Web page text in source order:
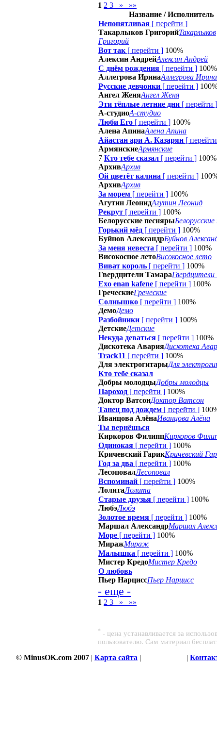
1 2 3 »
»»
Название / Исполнитель
Непонятливая [ перейти ]
Такарлыков ГригорийТакарлыков
Григорий
Вот так [ перейти ] 100%
Алексин АндрейАлексин Андрей
С днём рождения [ перейти ] 100%
Аллегрова ИринаАллегрова Ирина
Русские девчонки [ перейти ]
Ангел ЖеняАнгел Женя
Эти тёплые летние дни [ перейти ]
А-студиоА-студио
Люби Его [ перейти ] 100%
Алена АпинаАлена Апина
Айастан ари А. Казарян [ перейти
АрмянскиеАрмянские
7 Кто тебе сказал [ перейти ] 100%
АрхивАрхив
Ой цветёт калина [ перейти ]
АрхивАрхив
За морем [ перейти ] 100%
Агутин ЛеонидАгутин Леонид
Рекрут [ перейти ] 100%
Белорусские песняры
Горький мёд [ перейти ] 100%
Буйнов АлександрБуйнов
За меня невеста [ перейти ] 100%
Високосное летоВисокосное лето
Виват король [ перейти ] 100%
Гвердцители Тамара
Exo enan kafene [ перейти ] 100%
ГреческиеГреческие
Солнышко [ перейти ] 100%
ДемоДемо
Разбойники [ перейти ] 100%
ДетскиеДетские
Некуда деваться [ перейти ] 100%
Дискотека АварияДискотека
Track11 [ перейти ] 100%
Для электрогитарыДля
Кто тебе сказал
Добры молодцыДобры молодцы
Пароход [ перейти ] 100%
Доктор ВатсонДоктор Ватсон
Танец под дождем [ перейти ]
Иванцова АлёнаИванцова Алёна
Ты вернёшься
Киркоров ФилиппКиркоров
Одинокая [ перейти ] 100%
Кричевский ГарикКричевский
Год за два [ перейти ] 100%
ЛесоповалЛесоповал
Вспоминай [ перейти ] 100%
ЛолитаЛолита
Старые друзья [ перейти ] 100%
ЛюбэЛюбэ
Золотое время [ перейти ] 100%
Маршал АлександрМаршал
Море [ перейти ] 100%
МиражМираж
Малышка [ перейти ] 100%
Мистер КредоМистер Кредо
О любовь
Пьер НарциссПьер Нарцисс
- еще -
1 2 3 » »»
* - цена устанавливается за
пользователю. Сам материал
© MinusOK.com 2007 | Карта сайта | |